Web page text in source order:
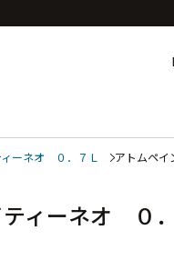
ーネオ ０．７Ｌ アトムペ
ィーネオ ０